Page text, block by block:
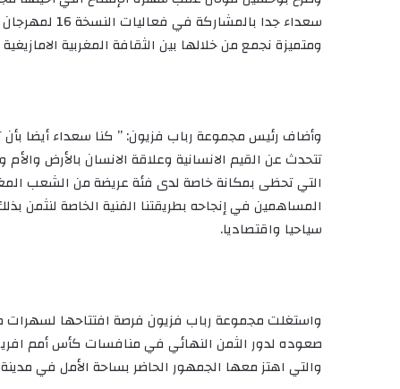
سعداء جدا
ومتميزة نجمع من خلالها بين الثقافة المغربية
وأضاف رئيس مجموعة رباب فزيون: ” كنا سعداء أيضا بأن
تتحدث عن القيم الانسانية وعلاقة الانسان بالأرض
التي تحظى بمكانة خاصة لدى فئة عريضة من الشعب
المساهمين في إنجاحه بطريقتنا الفنية الخاصة
سياحيا واقتصاديا.
واستغلت مجموعة رباب فزيون فرصة افتتاحها لسهرات
صعوده لدور الثمن النهائي في منافسات كأس أمم
والتي اهتز معها الجمهور الحاضر بساحة الأمل في مدينة